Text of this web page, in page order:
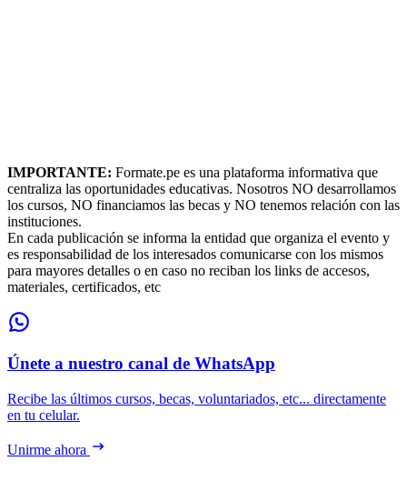
IMPORTANTE: Formate.pe es una plataforma informativa que
centraliza las oportunidades educativas. Nosotros NO desarrollamos
los cursos, NO financiamos las becas y NO tenemos relación con las
instituciones.
En cada publicación se informa la entidad que organiza el evento y
es responsabilidad de los interesados comunicarse con los mismos
para mayores detalles o en caso no reciban los links de accesos,
materiales, certificados, etc
Únete a nuestro canal de WhatsApp
Recibe las últimos cursos, becas, voluntariados, etc... directamente
en tu celular.
Unirme ahora